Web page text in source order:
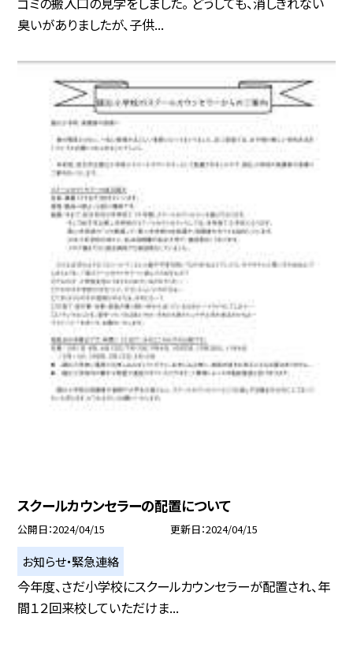
臭いがありましたが、子供...
スクールカウンセラーの配置について
公開日 2024/04/15 更新日 2024/04/15
お知らせ・緊急連絡
今年度、さだ小学校にスクールカウンセラーが配置され、年
間１２回来校していただけま...